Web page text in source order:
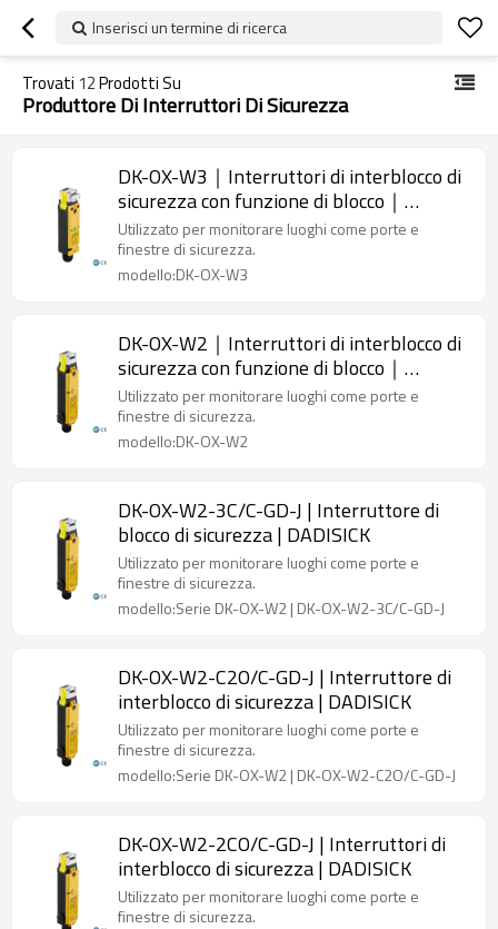
Inserisci un termine di ricerca
Trovati 12Prodotti Su
Produttore Di Interruttori Di Sicurezza
DK-OX-W3｜Interruttori di interblocco di
sicurezza con funzione di blocco｜
DADISICK
Utilizzato per monitorare luoghi come porte e
finestre di sicurezza.
modello:DK-OX-W3
DK-OX-W2｜Interruttori di interblocco di
sicurezza con funzione di blocco｜
DADISICK
Utilizzato per monitorare luoghi come porte e
finestre di sicurezza.
modello:DK-OX-W2
DK-OX-W2-3C/C-GD-J | Interruttore di
blocco di sicurezza | DADISICK
Utilizzato per monitorare luoghi come porte e
finestre di sicurezza.
modello:Serie DK-OX-W2 | DK-OX-W2-3C/C-GD-J
DK-OX-W2-C2O/C-GD-J | Interruttore di
interblocco di sicurezza | DADISICK
Utilizzato per monitorare luoghi come porte e
finestre di sicurezza.
modello:Serie DK-OX-W2 | DK-OX-W2-C2O/C-GD-J
DK-OX-W2-2CO/C-GD-J | Interruttori di
interblocco di sicurezza | DADISICK
Utilizzato per monitorare luoghi come porte e
finestre di sicurezza.